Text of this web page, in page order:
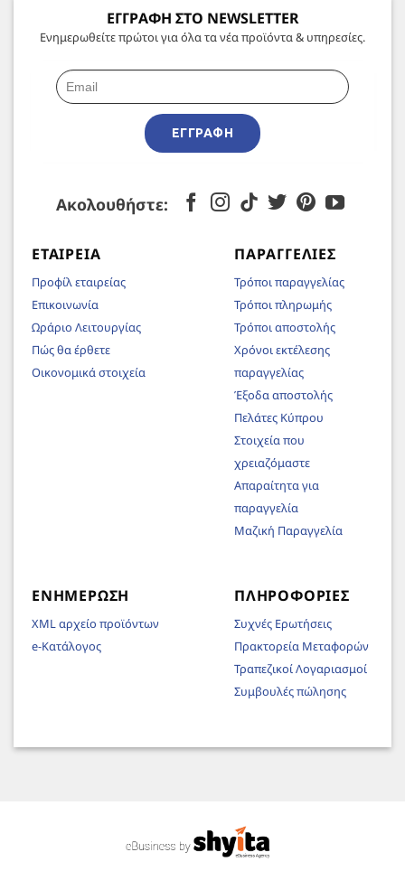
ΕΓΓΡΑΦΗ ΣΤΟ NEWSLETTER
Ενημερωθείτε πρώτοι για όλα τα νέα προϊόντα & υπηρεσίες.
ΕΓΓΡΑΦΉ
Ακολουθήστε:
ΕΤΑΙΡΕΊΑ
Προφίλ εταιρείας
Επικοινωνία
Ωράριο Λειτουργίας
Πώς θα έρθετε
Οικονομικά στοιχεία
ΠΑΡΑΓΓΕΛΊΕΣ
Τρόποι παραγγελίας
Τρόποι πληρωμής
Τρόποι αποστολής
Χρόνοι εκτέλεσης
παραγγελίας
Έξοδα αποστολής
Πελάτες Κύπρου
Στοιχεία που
χρειαζόμαστε
Απαραίτητα για
παραγγελία
Μαζική Παραγγελία
ΕΝΗΜΈΡΩΣΗ
XML αρχείο προϊόντων
e-Κατάλογος
ΠΛΗΡΟΦΟΡΊΕΣ
Συχνές Ερωτήσεις
Πρακτορεία Μεταφορών
Τραπεζικοί Λογαριασμοί
Συμβουλές πώλησης